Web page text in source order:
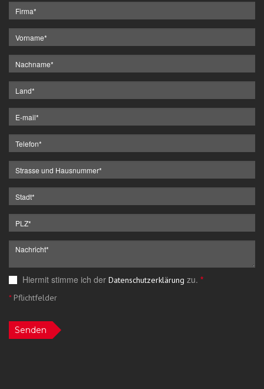
Hiermit stimme ich der Datenschutzerklärung zu. *
*Pflichtfelder
Senden